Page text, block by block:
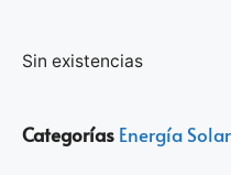
Sin existencias
Categorías Energía Solar